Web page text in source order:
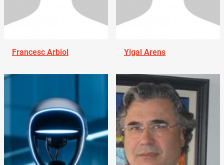
Francesc Arbiol Yigal Arens